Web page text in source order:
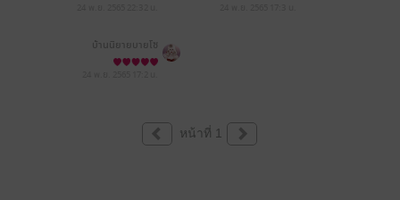
บ้านนิยายบายโซ
หน้าที่ 1